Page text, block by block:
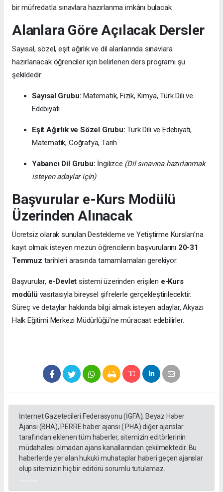
bir müfredatla sınavlara hazırlanma imkânı bulacak.
Alanlara Göre Açılacak Dersler
Sayısal, sözel, eşit ağırlık ve dil alanlarında sınavlara
hazırlanacak öğrenciler için belirlenen ders programı şu
şekildedir:
Sayısal Grubu: Matematik, Fizik, Kimya, Türk Dili ve
Edebiyatı
Eşit Ağırlık ve Sözel Grubu: Türk Dili ve Edebiyatı,
Matematik, Coğrafya, Tarih
Yabancı Dil Grubu: İngilizce (Dil sınavına hazırlanmak
isteyen adaylar için)
Başvurular e-Kurs Modülü
Üzerinden Alınacak
Ücretsiz olarak sunulan Destekleme ve Yetiştirme Kursları’na
kayıt olmak isteyen mezun öğrencilerin başvurularını 20-31
Temmuz tarihleri arasında tamamlamaları gerekiyor.
Başvurular, e-Devlet sistemi üzerinden erişilen e-Kurs
modülü vasıtasıyla bireysel şifrelerle gerçekleştirilecektir.
Süreç ve detaylar hakkında bilgi almak isteyen adaylar, Akyazı
Halk Eğitimi Merkezi Müdürlüğü’ne müracaat edebilirler.
İnternet Gazetecileri Federasyonu (İGFA), Beyaz Haber
Ajansı (BHA), PERRE haber ajansı ( PHA) diğer ajanslar
tarafından eklenen tüm haberler, sitemizin editörlerinin
müdahalesi olmadan ajans kanallarından çekilmektedir. Bu
haberlerde yer alan hukuki muhataplar haberi geçen ajanslar
olup sitemizin hiç bir editörü sorumlu tutulamaz.